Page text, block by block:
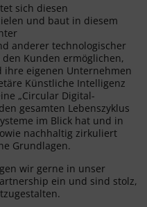
sich diesen
und baut in diesem
anderer technologischer
Kunden ermöglichen,
ihre eigenen Unternehmen
Künstliche Intelligenz
„Circular Digital-
gesamten Lebenszyklus
im Blick hat und in
nachhaltig zirkuliert
Grundlagen.
wir gerne in unser
ein und sind stolz,